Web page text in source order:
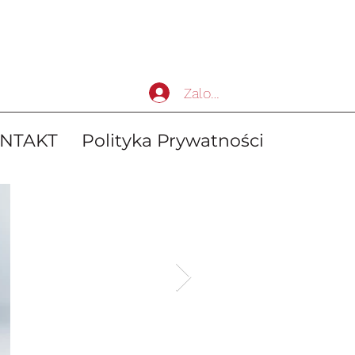
Polityka Prywatności
Zaloguj się